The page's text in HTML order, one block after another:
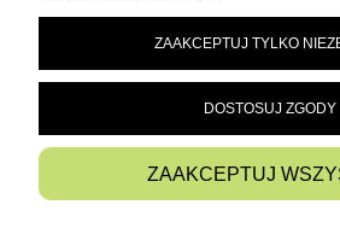
MATERIAŁY
INFORMACJE
ZAAKCEPTUJ TYLKO
DOSTOSUJ ZGODY
ZAAKCEPTUJ